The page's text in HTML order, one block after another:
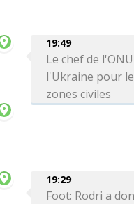
19:49
Le chef de
l'Ukraine pour
zones civiles
19:29
Foot: Rodri a